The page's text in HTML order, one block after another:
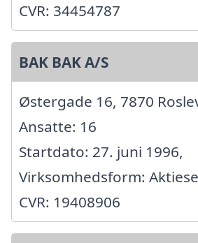
CVR: 34454787
BAK BAK A/S
Østergade 16, 7870
Ansatte: 16
Startdato: 27. juni 1996,
Virksomhedsform:
CVR: 19408906